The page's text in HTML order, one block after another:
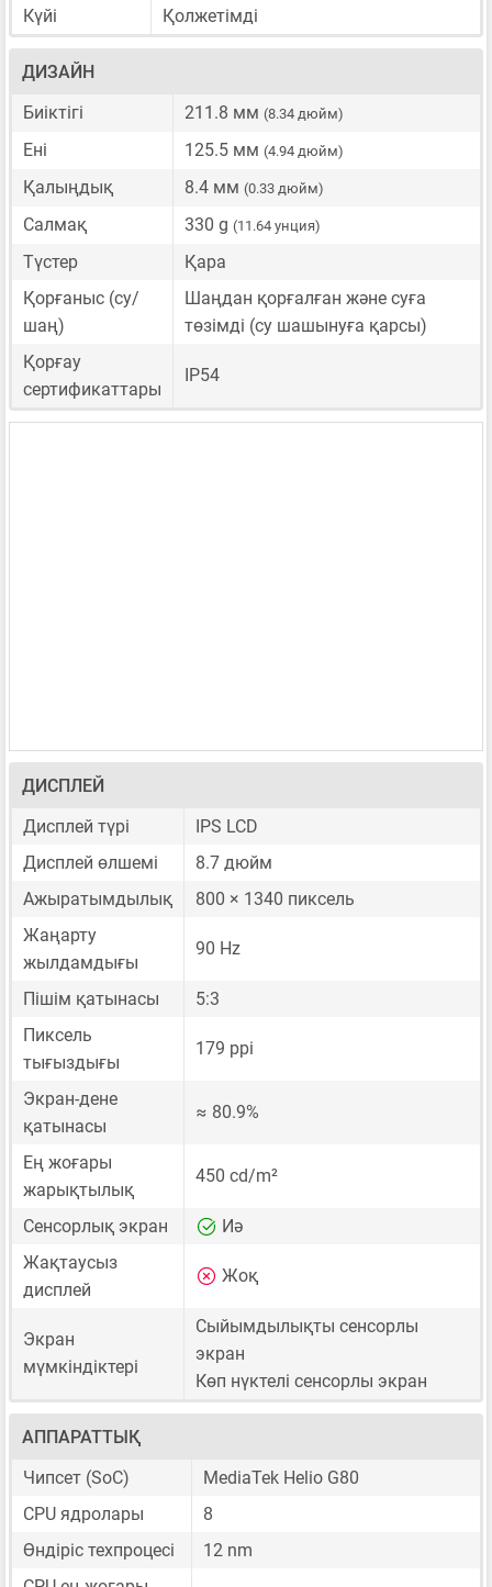
Күйі Қолжетімді
ДИЗАЙН
Биіктігі
211.8 мм (8.34 дюйм)
Ені 125.5 мм (4.94 дюйм)
Қалыңдық 8.4 мм (0.33 дюйм)
Салмақ 330 g (11.64 унция)
Түстер
Қара
Қорғаныс (су/
шаң)
Шаңдан қорғалған және суға
төзімді (су шашынуға қарсы)
Қорғау
сертификаттары
IP54
ДИСПЛЕЙ
Дисплей түрі
IPS LCD
Дисплей өлшемі
8.7 дюйм
Ажыратымдылық
800 × 1340 пиксель
Жаңарту
жылдамдығы
90 Hz
Пішім қатынасы
5:3
Пиксель
тығыздығы
179 ppi
Экран-дене
қатынасы
≈ 80.9%
Ең жоғары
жарықтылық
450 cd/m²
Сенсорлық экран
Иә
Жақтаусыз
дисплей
Жоқ
Экран
мүмкіндіктері
Сыйымдылықты сенсорлы
экран
Көп нүктелі сенсорлы экран
АППАРАТТЫҚ
Чипсет (SoC)
MediaTek Helio G80
CPU ядролары
8
Өндіріс техпроцесі
12 nm